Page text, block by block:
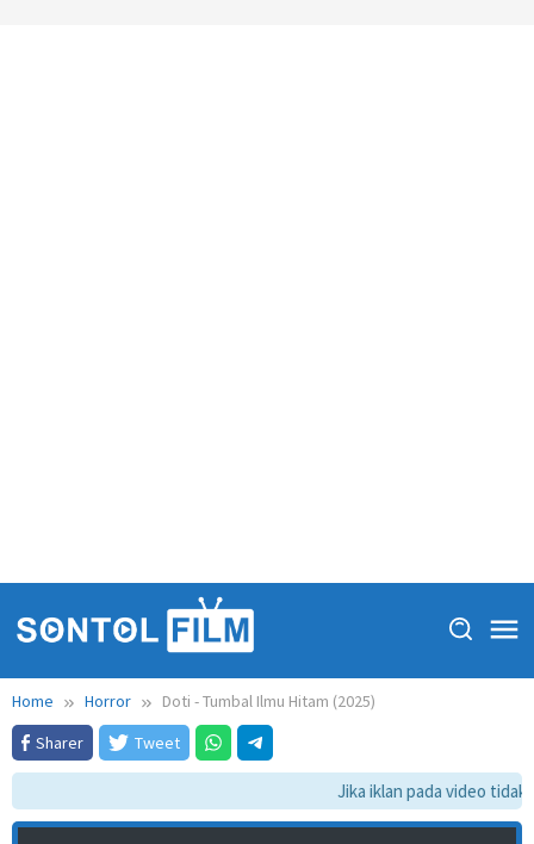
Home Horror
Doti - Tumbal Ilmu Hitam (2025)
Sharer
Tweet
Jika iklan pada video